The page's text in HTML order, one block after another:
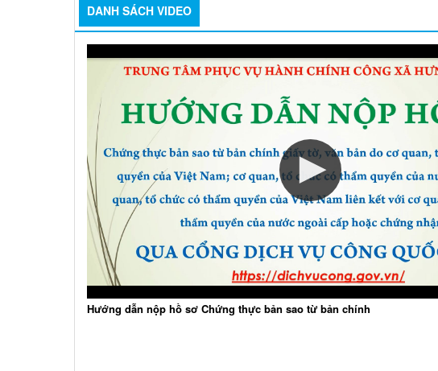
DANH SÁCH VIDEO
Hướng dẫn nộp hồ sơ Chứng thực bản sao từ bản chính